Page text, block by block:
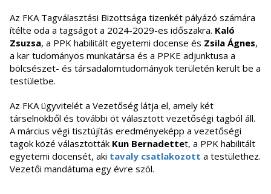
Az FKA Tagválasztási Bizottsága tizenkét pályázó számára
ítélte oda a tagságot a 2024-2029-es időszakra. Kaló
Zsuzsa, a PPK habilitált egyetemi docense és Zsila Ágnes,
a kar tudományos munkatársa és a PPKE adjunktusa a
bölcsészet- és társadalomtudományok területén került be a
testületbe.
Az FKA ügyvitelét a Vezetőség látja el, amely két
társelnökből és további öt választott vezetőségi tagból áll.
A március végi tisztújítás eredményeképp a vezetőségi
tagok közé választották Kun Bernadettet, a PPK habilitált
egyetemi docensét, aki tavaly csatlakozott a testülethez.
Vezetői mandátuma egy évre szól.